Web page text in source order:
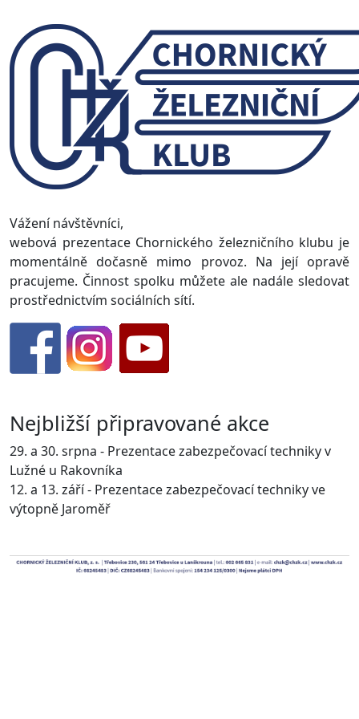
Vážení návštěvníci,
webová prezentace Chornického železničního klubu je
momentálně dočasně mimo provoz. Na její opravě
pracujeme. Činnost spolku můžete ale nadále sledovat
prostřednictvím sociálních sítí.
Nejbližší připravované akce
29. a 30. srpna - Prezentace zabezpečovací techniky v
Lužné u Rakovníka
12. a 13. září - Prezentace zabezpečovací techniky ve
výtopně Jaroměř